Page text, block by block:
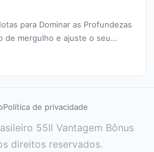
para Dominar as Profundezas
de mergulho e ajuste o seu
Política de privacidade
55ll Vantagem Bônus
direitos reservados.